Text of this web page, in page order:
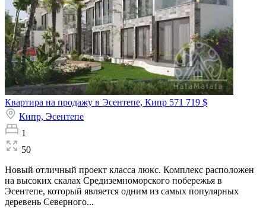
Квартира на продажу в Эсентепе, Кипр 571 719 $
Кипр, Эсентепе
1
50
Новый отличный проект класса люкс. Комплекс расположен
на высоких скалах Средиземноморского побережья в
Эсентепе, который является одним из самых популярных
деревень Северного...